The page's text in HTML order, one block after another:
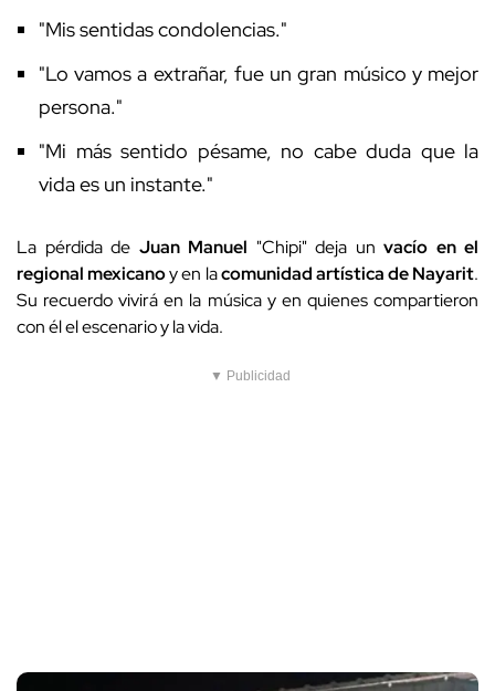
"Mis sentidas condolencias."
"Lo vamos a extrañar, fue un gran músico y mejor
persona."
"Mi más sentido pésame, no cabe duda que la
vida es un instante."
La pérdida de Juan Manuel "Chipi" deja un vacío en el
regional mexicanoy en lacomunidad artística de Nayarit.
Su recuerdo vivirá en la música y en quienes compartieron
con él el escenario y la vida.
▼ Publicidad